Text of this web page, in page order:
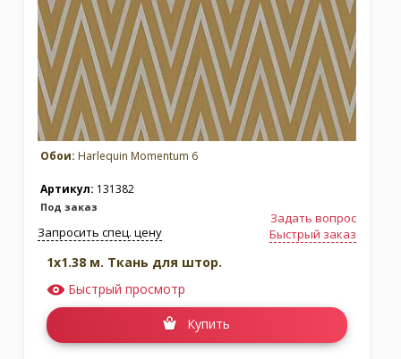
Обои: Harlequin Momentum 6
Артикул: 131382
Под заказ
Задать вопрос
Быстрый заказ
Запросить спец. цену
1x1.38 м. Ткань для штор.
Быстрый просмотр
Купить